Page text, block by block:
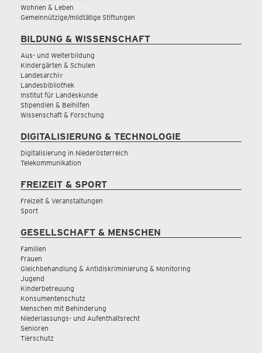
Wohnen & Leben
Gemeinnützige/mildtätige Stiftungen
BILDUNG & WISSENSCHAFT
Aus- und Weiterbildung
Kindergärten & Schulen
Landesarchiv
Landesbibliothek
Institut für Landeskunde
Stipendien & Beihilfen
Wissenschaft & Forschung
DIGITALISIERUNG & TECHNOLOGIE
Digitalisierung in Niederösterreich
Telekommunikation
FREIZEIT & SPORT
Freizeit & Veranstaltungen
Sport
GESELLSCHAFT & MENSCHEN
Familien
Frauen
Gleichbehandlung & Antidiskriminierung & Monitoring
Jugend
Kinderbetreuung
Konsumentenschutz
Menschen mit Behinderung
Niederlassungs- und Aufenthaltsrecht
Senioren
Tierschutz